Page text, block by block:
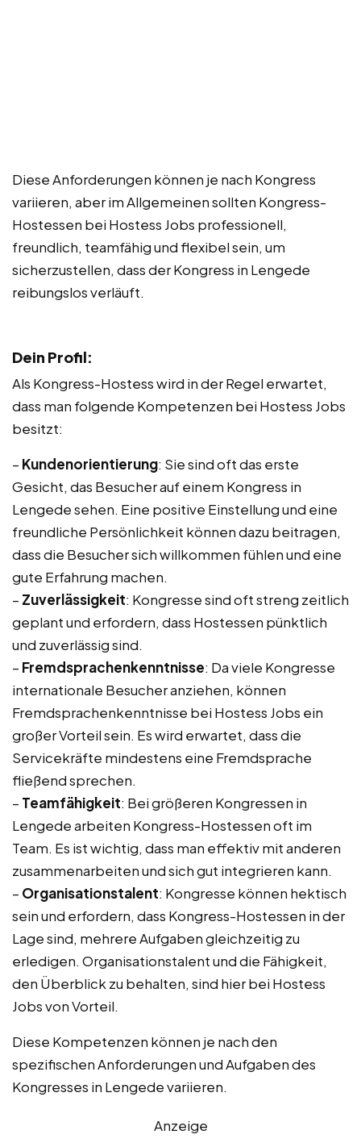
Diese Anforderungen können je nach Kongress
variieren, aber im Allgemeinen sollten Kongress-
Hostessen bei Hostess Jobs professionell,
freundlich, teamfähig und flexibel sein, um
sicherzustellen, dass der Kongress in Lengede
reibungslos verläuft.
Dein Profil:
Als Kongress-Hostess wird in der Regel erwartet,
dass man folgende Kompetenzen bei Hostess Jobs
besitzt:
– Kundenorientierung: Sie sind oft das erste
Gesicht, das Besucher auf einem Kongress in
Lengede sehen. Eine positive Einstellung und eine
freundliche Persönlichkeit können dazu beitragen,
dass die Besucher sich willkommen fühlen und eine
gute Erfahrung machen.
– Zuverlässigkeit: Kongresse sind oft streng zeitlich
geplant und erfordern, dass Hostessen pünktlich
und zuverlässig sind.
– Fremdsprachenkenntnisse: Da viele Kongresse
internationale Besucher anziehen, können
Fremdsprachenkenntnisse bei Hostess Jobs ein
großer Vorteil sein. Es wird erwartet, dass die
Servicekräfte mindestens eine Fremdsprache
fließend sprechen.
– Teamfähigkeit: Bei größeren Kongressen in
Lengede arbeiten Kongress-Hostessen oft im
Team. Es ist wichtig, dass man effektiv mit anderen
zusammenarbeiten und sich gut integrieren kann.
– Organisationstalent: Kongresse können hektisch
sein und erfordern, dass Kongress-Hostessen in der
Lage sind, mehrere Aufgaben gleichzeitig zu
erledigen. Organisationstalent und die Fähigkeit,
den Überblick zu behalten, sind hier bei Hostess
Jobs von Vorteil.
Diese Kompetenzen können je nach den
spezifischen Anforderungen und Aufgaben des
Kongresses in Lengede variieren.
Anzeige